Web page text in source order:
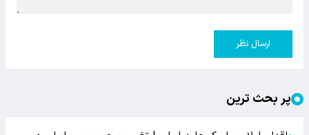
ارسال نظر
پر بحث ترین